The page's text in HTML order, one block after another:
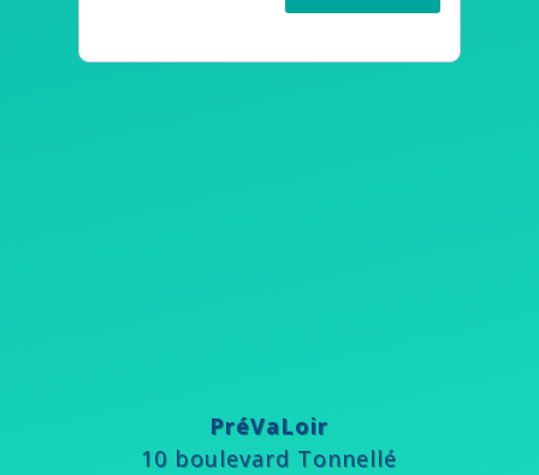
PréVaLoir
10 boulevard Tonnellé